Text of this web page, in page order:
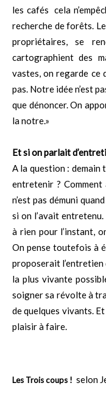
les cafés cela
recherche de forêts.
propriétaires, se
cartographient des
vastes, on regarde ce
pas. Notre idée n’est
que dénoncer. On
la notre.»
Et si on parlait
A la question :
entretenir ?
n’est pas démuni
si on l’avait
à rien pour l’instant,
On pense toutefois à
proposerait
la plus vivante
soigner sa révolte à
de quelques vivants.
plaisir à faire.
Les Trois coups ! selon